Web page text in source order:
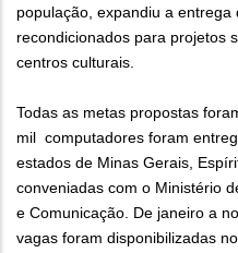
população, expandiu a entrega
recondicionados para projetos
centros culturais.
Todas as metas propostas
mil computadores foram
estados de Minas Gerais,
conveniadas com o Ministério
e Comunicação. De janeiro a
vagas foram disponibilizadas